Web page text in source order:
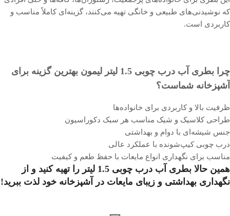
که نوشیدنی‌های طبیعی و خانگی تهیه می‌کنند، گزینه‌ای کاملاً مناسب و
کاربردی است.
چرا بطری آب درب چوبی 1.5 لیتر لیمون بهترین گزینه برای
آشپزخانه شماست؟
ظرفیت بالا و کاربردی برای خانواده‌ها
طراحی کلاسیک و شیک مناسب هر سبک دکوراسیون
جنس شیشه‌ای با دوام و بهداشتی
درب چوبی کیپ‌شونده با عملکرد عالی
مناسب برای نگهداری انواع مایعات با حفظ طعم و کیفیت
همین حالا بطری آب درب چوبی 1.5 لیتر
را تهیه کنید و از
نگهداری بهداشتی و زیبای مایعات در آشپزخانه خود لذت ببرید!